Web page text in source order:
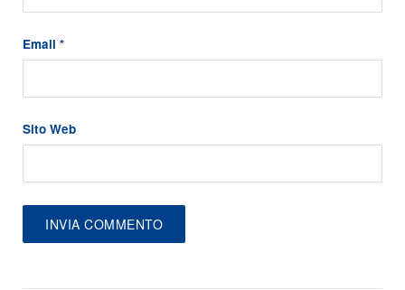
Email *
Sito Web